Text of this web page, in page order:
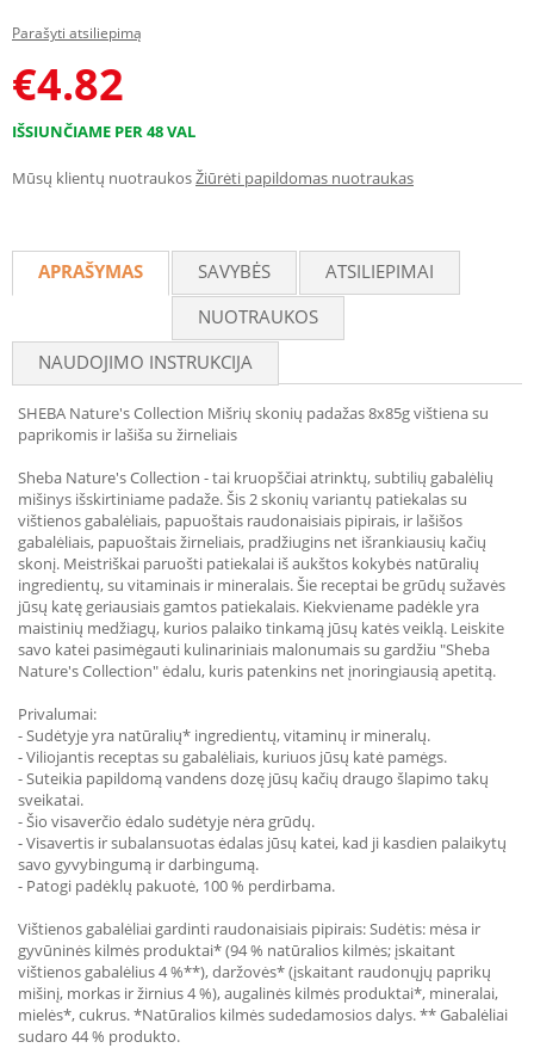
Parašyti atsiliepimą
€4.82
IŠSIUNČIAME PER 48 VAL
Mūsų klientų nuotraukosŽiūrėti papildomas nuotraukas
APRAŠYMAS SAVYBĖS
ATSILIEPIMAI
NUOTRAUKOS
NAUDOJIMO INSTRUKCIJA
SHEBA Nature's Collection Mišrių skonių padažas 8x85g vištiena su
paprikomis ir lašiša su žirneliais
Sheba Nature's Collection - tai kruopščiai atrinktų, subtilių gabalėlių
mišinys išskirtiniame padaže. Šis 2 skonių variantų patiekalas su
vištienos gabalėliais, papuoštais raudonaisiais pipirais, ir lašišos
gabalėliais, papuoštais žirneliais, pradžiugins net išrankiausių kačių
skonį. Meistriškai paruošti patiekalai iš aukštos kokybės natūralių
ingredientų, su vitaminais ir mineralais. Šie receptai be grūdų sužavės
jūsų katę geriausiais gamtos patiekalais. Kiekviename padėkle yra
maistinių medžiagų, kurios palaiko tinkamą jūsų katės veiklą. Leiskite
savo katei pasimėgauti kulinariniais malonumais su gardžiu "Sheba
Nature's Collection" ėdalu, kuris patenkins net įnoringiausią apetitą.
Privalumai:
- Sudėtyje yra natūralių* ingredientų, vitaminų ir mineralų.
- Viliojantis receptas su gabalėliais, kuriuos jūsų katė pamėgs.
- Suteikia papildomą vandens dozę jūsų kačių draugo šlapimo takų
sveikatai.
- Šio visaverčio ėdalo sudėtyje nėra grūdų.
- Visavertis ir subalansuotas ėdalas jūsų katei, kad ji kasdien palaikytų
savo gyvybingumą ir darbingumą.
- Patogi padėklų pakuotė, 100 % perdirbama.
Vištienos gabalėliai gardinti raudonaisiais pipirais: Sudėtis: mėsa ir
gyvūninės kilmės produktai* (94 % natūralios kilmės; įskaitant
vištienos gabalėlius 4 %**), daržovės* (įskaitant raudonųjų paprikų
mišinį, morkas ir žirnius 4 %), augalinės kilmės produktai*, mineralai,
mielės*, cukrus. *Natūralios kilmės sudedamosios dalys. ** Gabalėliai
sudaro 44 % produkto.